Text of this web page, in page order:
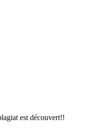
est découvert!!